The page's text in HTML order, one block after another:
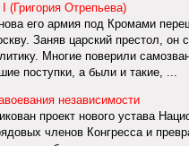
(Григория Отрепьева)
его армия под Кромами
Заняв царский престол, он
Многие поверили
поступки, а были и такие, ...
независимости
проект нового устава
членов Конгресса и